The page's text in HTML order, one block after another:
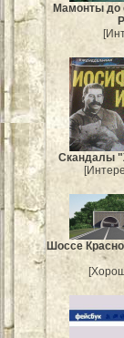
Мамонты до
Скандалы
Шоссе